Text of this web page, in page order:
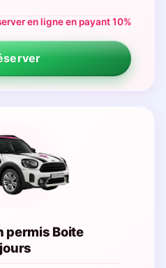
en ligne en payant 10%
permis Boite